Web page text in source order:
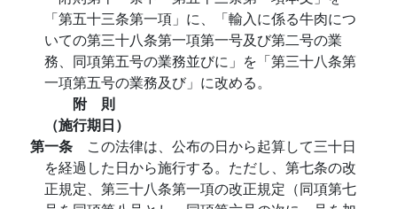
「第五十三条第一項」に、「輸入に係る牛肉につ
いての第三十八条第一項第一号及び第二号の業
務、同項第五号の業務並びに」を「第三十八条第
一項第五号の業務及び」に改める。
附 則
（施行期日）
第一条 この法律は、公布の日から起算して三十日
を経過した日から施行する。ただし、第七条の改
正規定、第三十八条第一項の改正規定（同項第七